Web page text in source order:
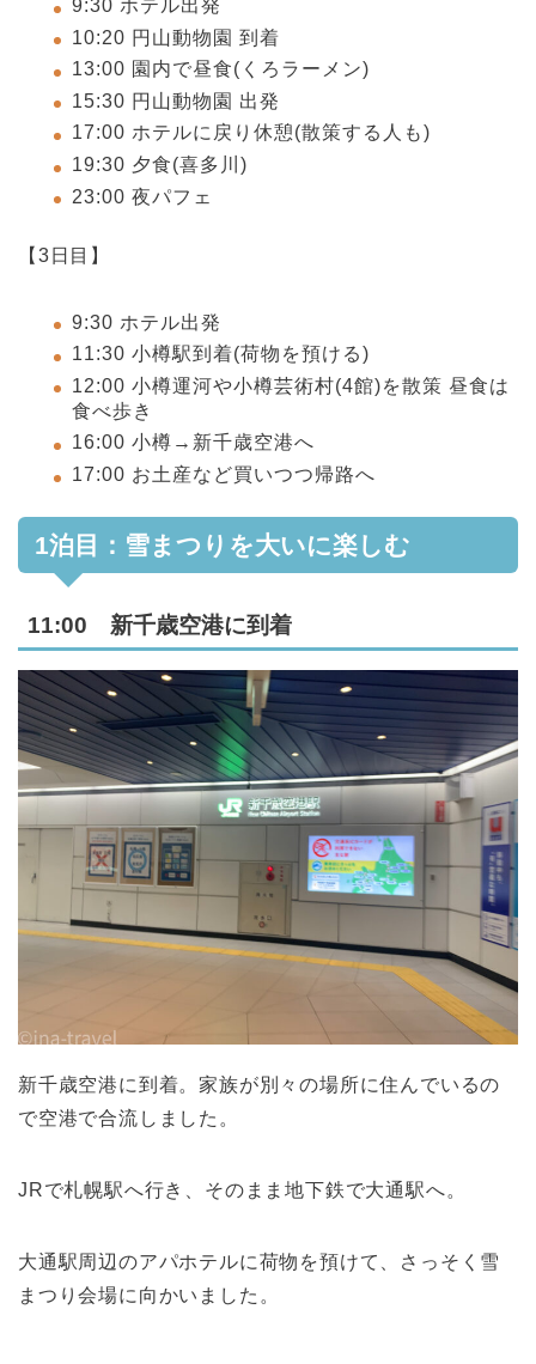
9:30 ホテル出発
10:20 円山動物園 到着
13:00 園内で昼食(くろラーメン)
15:30 円山動物園 出発
17:00 ホテルに戻り休憩(散策する人も)
19:30 夕食(喜多川)
23:00 夜パフェ
【3日目】
9:30 ホテル出発
11:30 小樽駅到着(荷物を預ける)
12:00 小樽運河や小樽芸術村(4館)を散策 昼食は
食べ歩き
16:00 小樽→新千歳空港へ
17:00 お土産など買いつつ帰路へ
1泊目：雪まつりを大いに楽しむ
11:00 新千歳空港に到着
新千歳空港に到着。家族が別々の場所に住んでいるの
で空港で合流しました。
JRで札幌駅へ行き、そのまま地下鉄で大通駅へ。
大通駅周辺のアパホテルに荷物を預けて、さっそく雪
まつり会場に向かいました。